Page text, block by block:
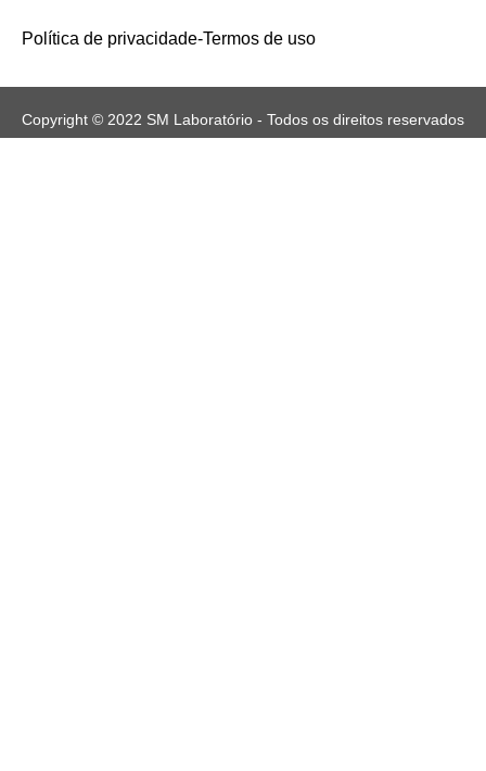
Política de privacidade-Termos de uso
Copyright © 2022 SM Laboratório - Todos os direitos reservados